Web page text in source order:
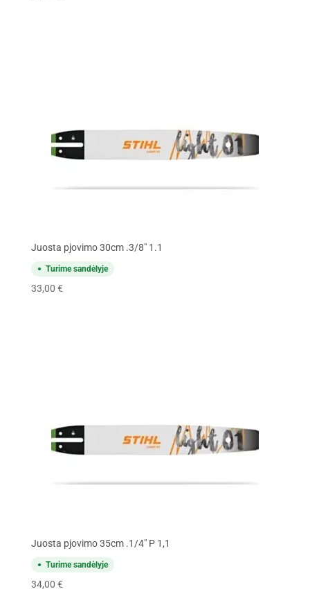
Juosta pjovimo 30cm .3/8" 1.1
Turime sandėlyje
33,00 €
Juosta pjovimo 35cm .1/4" P 1,1
Turime sandėlyje
34,00 €